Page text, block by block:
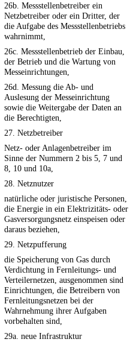
26b. Messstellenbetreiber ein
Netzbetreiber oder ein Dritter, der
die Aufgabe des Messstellenbetriebs
wahrnimmt,
26c. Messstellenbetrieb der Einbau,
der Betrieb und die Wartung von
Messeinrichtungen,
26d. Messung die Ab- und
Auslesung der Messeinrichtung
sowie die Weitergabe der Daten an
die Berechtigten,
27. Netzbetreiber
Netz- oder Anlagenbetreiber im
Sinne der Nummern 2 bis 5, 7 und
8, 10 und 10a,
28. Netznutzer
natürliche oder juristische Personen,
die Energie in ein Elektrizitäts- oder
Gasversorgungsnetz einspeisen oder
daraus beziehen,
29. Netzpufferung
die Speicherung von Gas durch
Verdichtung in Fernleitungs- und
Verteilernetzen, ausgenommen sind
Einrichtungen, die Betreibern von
Fernleitungsnetzen bei der
Wahrnehmung ihrer Aufgaben
vorbehalten sind,
29a. neue Infrastruktur